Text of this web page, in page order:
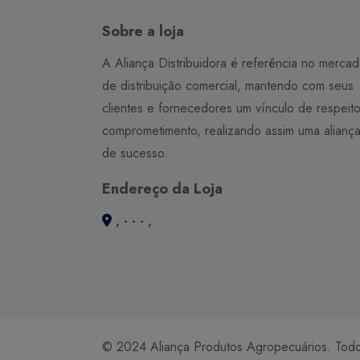
Sobre a loja
A Aliança Distribuidora é referência no
de distribuição comercial, mantendo com seus
clientes e fornecedores um vínculo de
comprometimento, realizando assim uma aliança
de sucesso.
Endereço da Loja
, - - - ,
© 2024 Aliança Produtos Agropecuários.